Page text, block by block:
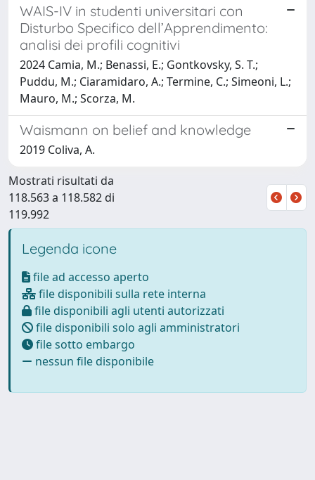
WAIS-IV in studenti universitari con
Disturbo Specifico dell’Apprendimento:
analisi dei profili cognitivi
2024 Camia, M.; Benassi, E.; Gontkovsky, S. T.;
Puddu, M.; Ciaramidaro, A.; Termine, C.; Simeoni, L.;
Mauro, M.; Scorza, M.
Waismann on belief and knowledge
2019 Coliva, A.
Mostrati risultati da
118.563 a 118.582 di
119.992
Legenda icone
file ad accesso aperto
file disponibili sulla rete interna
file disponibili agli utenti autorizzati
file disponibili solo agli amministratori
file sotto embargo
nessun file disponibile